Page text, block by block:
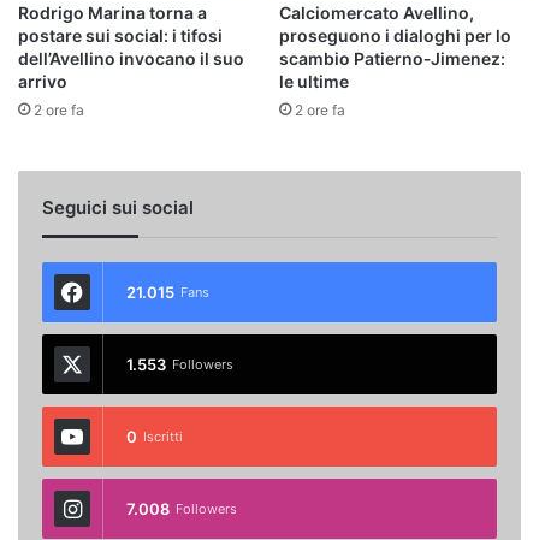
Rodrigo Marina torna a
postare sui social: i tifosi
dell’Avellino invocano il suo
arrivo
2 ore fa
Calciomercato Avellino,
proseguono i dialoghi per lo
scambio Patierno‑Jimenez:
le ultime
2 ore fa
Seguici sui social
21.015 Fans
1.553 Followers
0 Iscritti
7.008 Followers